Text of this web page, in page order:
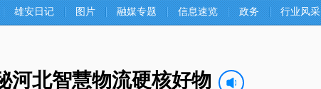
雄安日记 图片 融媒专题 信息速览 政务 行业风采
河北智慧物流硬核好物